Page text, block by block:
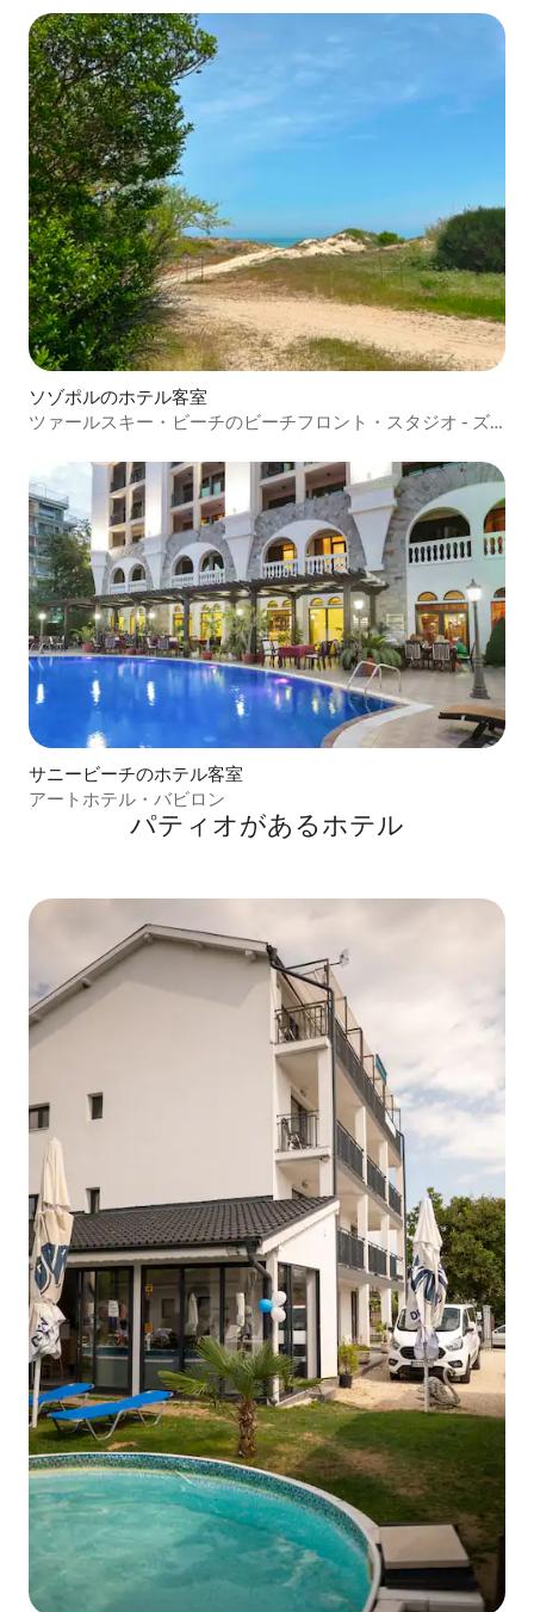
ソゾポルのホテル客室
ツァールスキー・ビーチのビーチフロント・スタジオ - ズ
サニービーチのホテル客室
アートホテル・バビロン
パティオがあるホ⁠テ⁠ル